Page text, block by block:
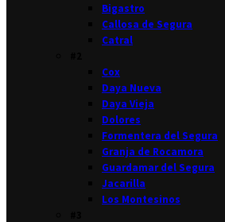
Bigastro
Callosa de Segura
Catral
Cox
Daya Nueva
Daya Vieja
Dolores
Formentera del Segura
Granja de Rocamora
Guardamar del Segura
Jacarilla
Los Montesinos